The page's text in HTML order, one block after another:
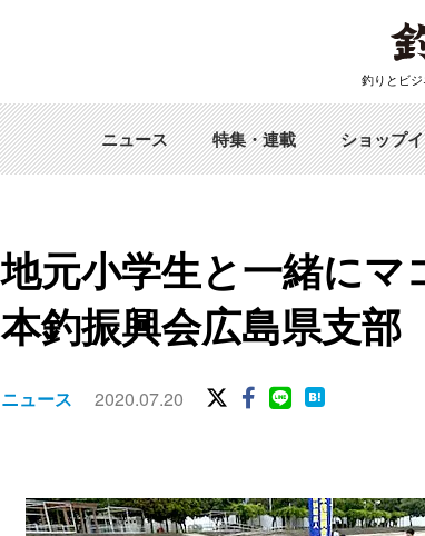
釣りとビ
ニュース 特集・連載 ショップ
地元小学生と一緒に
本釣振興会広島県支部
ニュース 2020.07.20